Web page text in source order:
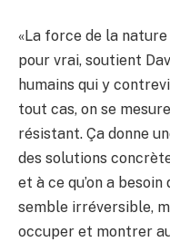
«La force de la
pour vrai, soutient
humains qui y
tout cas, on se
résistant. Ça donne
des solutions
et à ce qu’on a
semble irréversible,
occuper et montrer